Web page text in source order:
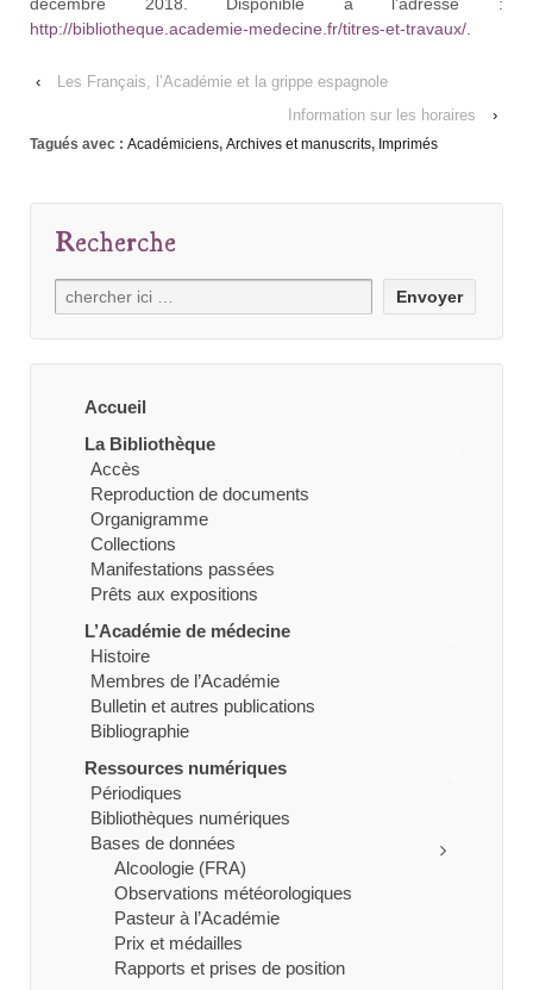
http://bibliotheque.academie-medecine.fr/titres-et-travaux/
‹
Les Français, l’Académie et la grippe espagnole
Information sur les horaires
›
Tagués avec : Académiciens, Archives et manuscrits, Imprimés
Recherche
Recherche
pour:
Accueil
La Bibliothèque
Accès
Reproduction de documents
Organigramme
Collections
Manifestations passées
Prêts aux expositions
L’Académie de médecine
Histoire
Membres de l’Académie
Bulletin et autres publications
Bibliographie
Ressources numériques
Périodiques
Bibliothèques numériques
Bases de données
Alcoologie (FRA)
Observations météorologiques
Pasteur à l’Académie
Prix et médailles
Rapports et prises de position